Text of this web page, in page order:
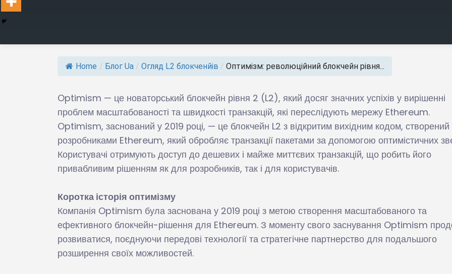
Home / Блог Ua / Огляд L2 блокченйів / Оптимізм: революційний блокчейн рівня...
Optimism — це новаторський блокчейн рівня 2 (L2), який досяг значних успіхів у вирішенні
проблем масштабованості та швидкості транзакцій, які переслідують мережу Ethereum.
Optimism, заснований у 2019 році, — це блокчейн L2 з відкритим вихідним кодом, створений
розробниками Ethereum, який обробляє транзакції пакетами за допомогою оптимістичних
Користувачі отримують доступ до дешевих і майже миттєвих транзакцій, що робить його
привабливим рішенням як для розробників, так і для користувачів.
Коротка історія оптимізму
Компанія Optimism була заснована у 2019 році з метою створення масштабованого та
ефективного блокчейн-рішення для Ethereum. З моменту свого заснування Optimism
розвиватися, поєднуючи передові технології та стратегічне партнерство для подальшого
розширення своїх можливостей.